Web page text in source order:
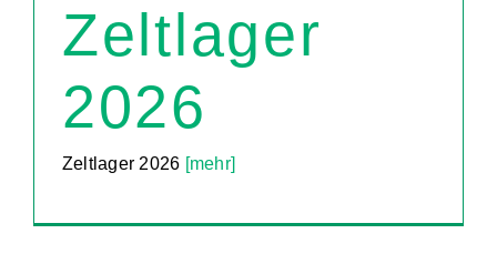
Zeltlager
2026
Zeltlager 2026 [mehr]